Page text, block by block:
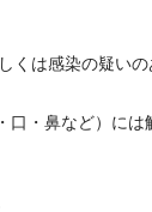
くは感染の疑い
口・鼻など）には